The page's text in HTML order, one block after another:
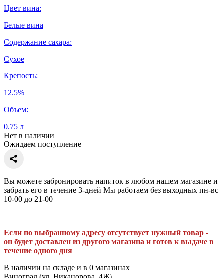
Цвет вина:
Белые вина
Содержание сахара:
Сухое
Крепость:
12.5%
Объем:
0.75 л
Нет в наличии
Ожидаем поступление
Вы можете забронировать напиток в любом нашем магазине и
забрать его в течение 3-дней Мы работаем без выходных пн-вс
10-00 до 21-00
Если по выбранному адресу отсутствует нужный товар -
он будет доставлен из другого магазина и готов к выдаче в
течение одного дня
В наличии на складе и в 0 магазинах
Виноград (ул. Никанорова, 4Ж),